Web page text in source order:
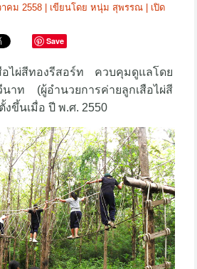
คม 2558 | เขียนโดย หนุ่ม สุพรรณ | เปิด
Save
องรีสอร์ท ควบคุมดูแลโดย
าท (ผู้อำนวยการค่ายลูกเสือไผ่สี
ขึ้นเมื่อ ปี พ.ศ. 2550